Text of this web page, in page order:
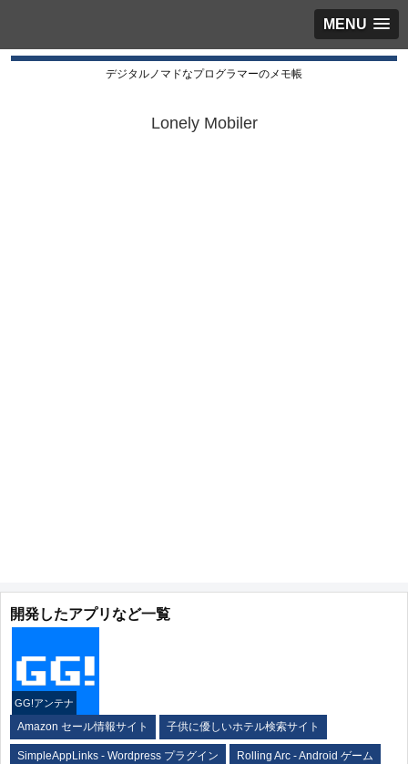
MENU
デジタルノマドなプログラマーのメモ帳
Lonely Mobiler
開発したアプリなど一覧
GG!アンテナ
Amazon セール情報サイト 子供に優しいホテル検索サイト
SimpleAppLinks - Wordpress プラグイン Rolling Arc - Android ゲーム